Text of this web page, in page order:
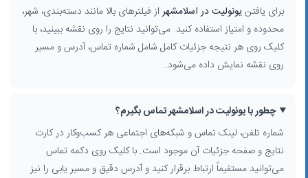
برای یافتنیونولیت در اسلامشهراز فیلترهای بالا مانند دسته‌بندی، شهر،
محدوده و امتیاز استفاده کنید. می‌توانید نتایج را روی نقشه ببینید، با
کلیک روی هر نتیجه جزئیات کامل شامل شماره تماس، آدرس و مسیر
روی نقشه نمایش داده می‌شود.
چطور با یونولیت در اسلامشهر تماس بگیرم؟
شماره تلفن، لینک تماس و شبکه‌های اجتماعی هر کسب‌وکار در کارت
نتایج و صفحه جزئیات آن موجود است. با کلیک روی دکمه تماس
می‌توانید مستقیماً ارتباط برقرار کنید و آدرس دقیق و مسیر یابی را نیز